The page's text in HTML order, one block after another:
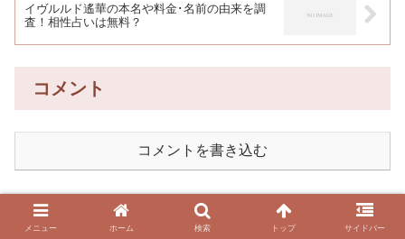
イヴルルド遙華の本名や料金･名前の由来を調
査！相性占いは無料？
コメント
コメントを書き込む
メニュー ホーム 検索 トップ サイドバー